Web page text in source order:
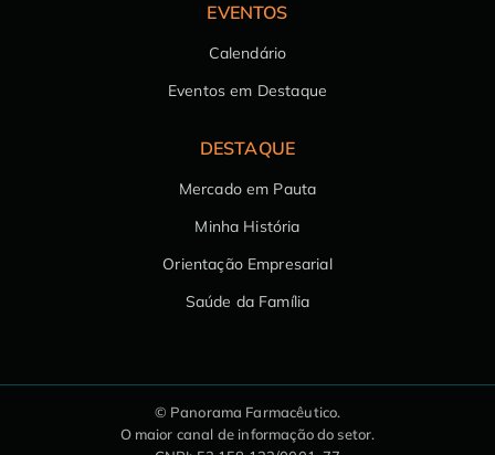
EVENTOS
Calendário
Eventos em Destaque
DESTAQUE
Mercado em Pauta
Minha História
Orientação Empresarial
Saúde da Família
© Panorama Farmacêutico.
O maior canal de informação do setor.